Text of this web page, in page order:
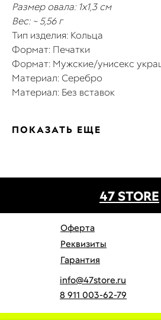
Размер овала: 1х1,3 см
Вес: ~ 5,56 г
Тип изделия: Кольца
Формат: Печатки
Формат: Мужские/унисекс
Материал: Серебро
Материал: Без вставок
ПОКАЗАТЬ ЕЩЕ
info@47store.ru
Оферта
Реквизиты
Гарантия
47 STORE
8 911 003-62-79